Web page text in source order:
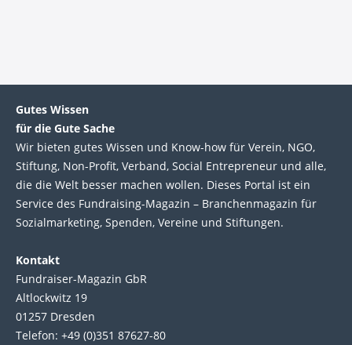
Gutes Wissen
für die Gute Sache
Wir bie­ten gutes Wis­sen und Know-how für Ver­ein, NGO,
Stif­tung, Non-Profit, Ver­band, Social Entre­pre­neur und alle,
die die Welt bes­ser machen wol­len. Die­ses Por­tal ist ein
Service des Fund­raising-Magazin – Bran­chen­magazin für
Sozial­marke­ting, Spen­den, Ver­eine und Stif­tun­gen.
Kontakt
Fundraiser-Magazin GbR
Altlockwitz 19
01257 Dresden
Telefon: +49 (0)351 87627-80